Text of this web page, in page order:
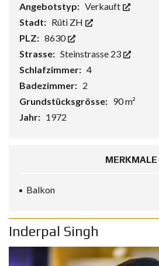
Angebotstyp: Verkauft
Stadt: Rüti ZH
PLZ: 8630
Strasse: Steinstrasse 23
Schlafzimmer: 4
Badezimmer: 2
Grundstücksgrösse: 90 m²
Jahr: 1972
MERKMALE
Balkon
Inderpal Singh